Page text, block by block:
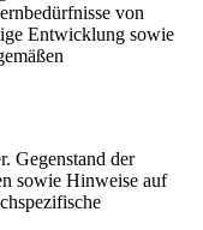
von
Entwicklung sowie
Gegenstand der
sowie Hinweise auf